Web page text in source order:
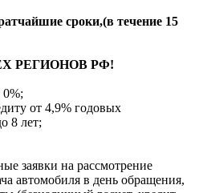
сроки,(в течение 15
РЕГИОНОВ РФ!
0%;
от 4,9% годовых
8 лет;
заявки на рассмотрение
автомобиля в день обращения,